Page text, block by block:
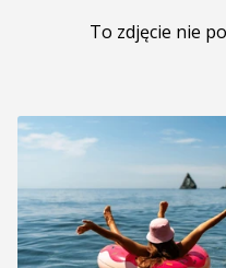
To zdjęcie nie